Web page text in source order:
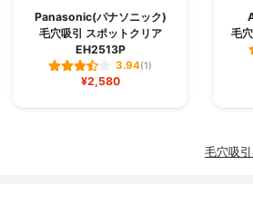
Panasonic(パナソニック)
毛穴吸引 スポットクリア
EH2513P
3.94(1)
¥2,580
毛
毛穴吸